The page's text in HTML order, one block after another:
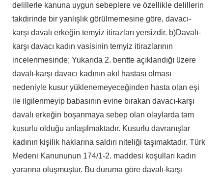
delillerle kanuna uygun sebeplere ve özellikle delillerin
takdirinde bir yanlışlık görülmemesine göre, davacı-
karşı davalı erkeğin temyiz itirazları yersizdir. b)Davalı-
karşı davacı kadın vasisinin temyiz itirazlarının
incelenmesinde; Yukarıda 2. bentte açıklandığı üzere
davalı-karşı davacı kadının akıl hastası olması
nedeniyle kusur yüklenemeyeceğinden hasta olan eşi
ile ilgilenmeyip babasının evine bırakan davacı-karşı
davalı erkeğin boşanmaya sebep olan olaylarda tam
kusurlu olduğu anlaşılmaktadır. Kusurlu davranışlar
kadının kişilik haklarına saldırı niteliği taşımaktadır. Türk
Medeni Kanununun 174/1-2. maddesi koşulları kadın
yararına oluşmuştur. Bu duruma göre davalı-karşı